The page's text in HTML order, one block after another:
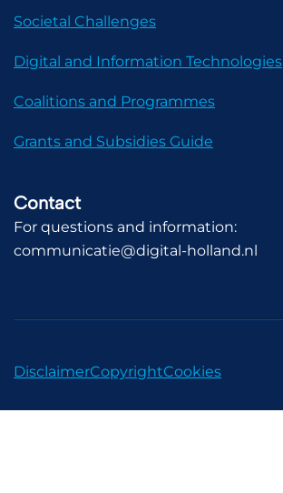
Societal Challenges
Digital and Information Technologies
Coalitions and Programmes
Grants and Subsidies Guide
Contact
For questions and information:
communicatie@digital-holland.nl
DisclaimerCopyrightCookies